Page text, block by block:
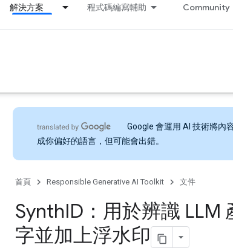
解決方案 程式碼編寫輔助 Community
Google 會運用 AI 技術將內
成你偏好的語言，但可能會出錯。
首頁 Responsible Generative AI Toolkit 文件
SynthID：用於辨識 LLM
字並加上浮水印